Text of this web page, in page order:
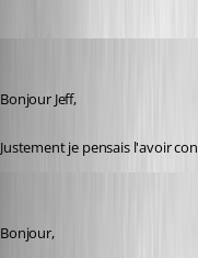
Bonjour Jeff,
Justement je pensais l'avoir
Bonjour,